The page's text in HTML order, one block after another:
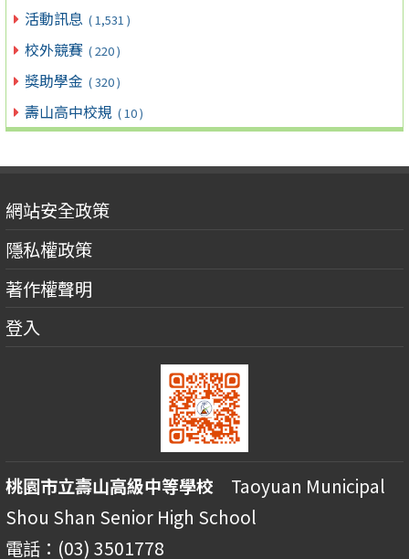
活動訊息 ( 1,531 )
校外競賽 ( 220 )
獎助學金 ( 320 )
壽山高中校規 ( 10 )
網站安全政策
隱私權政策
著作權聲明
登入
桃園市立壽山高級中等學校 Taoyuan Municipal
Shou Shan Senior High School
電話：(03) 3501778